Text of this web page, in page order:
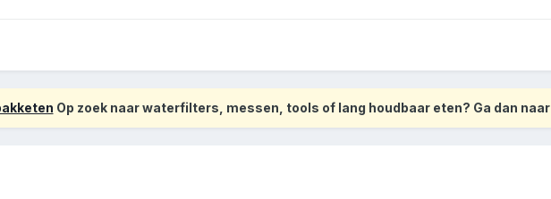
Op zoek naar waterfilters, messen, tools of lang houdbaar eten? Ga dan naar